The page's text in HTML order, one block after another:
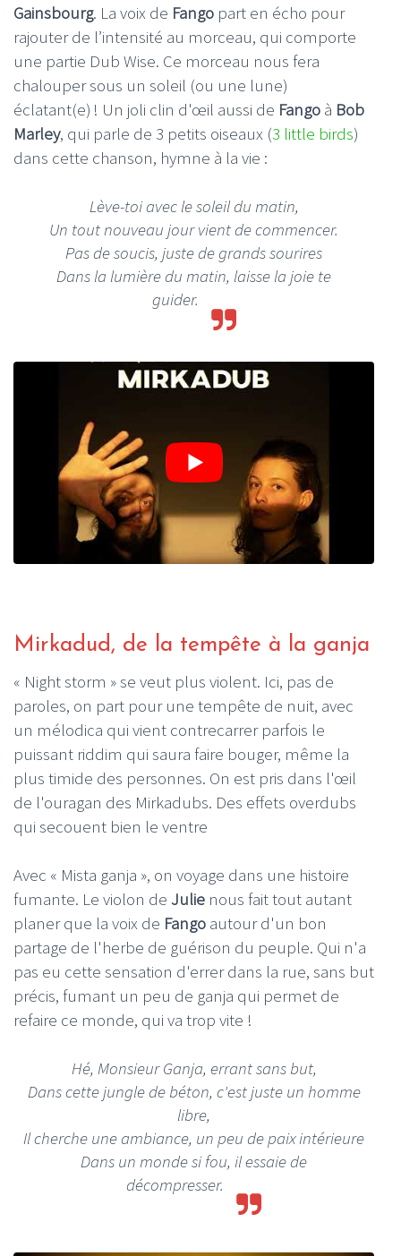
Gainsbourg. La voix de Fango part en écho pour
rajouter de l’intensité au morceau, qui comporte
une partie Dub Wise. Ce morceau nous fera
chalouper sous un soleil (ou une lune)
éclatant(e) ! Un joli clin d'œil aussi de Fango à Bob
Marley, qui parle de 3 petits oiseaux (3 little birds)
dans cette chanson, hymne à la vie :
Lève-toi avec le soleil du matin,
Un tout nouveau jour vient de commencer.
Pas de soucis, juste de grands sourires
Dans la lumière du matin, laisse la joie te
guider.
Mirkadud, de la tempête à la ganja
« Night storm » se veut plus violent. Ici, pas de
paroles, on part pour une tempête de nuit, avec
un mélodica qui vient contrecarrer parfois le
puissant riddim qui saura faire bouger, même la
plus timide des personnes. On est pris dans l'œil
de l'ouragan des Mirkadubs. Des effets overdubs
qui secouent bien le ventre
Avec « Mista ganja », on voyage dans une histoire
fumante. Le violon de Julie nous fait tout autant
planer que la voix de Fango autour d'un bon
partage de l'herbe de guérison du peuple. Qui n'a
pas eu cette sensation d'errer dans la rue, sans but
précis, fumant un peu de ganja qui permet de
refaire ce monde, qui va trop vite !
Hé, Monsieur Ganja, errant sans but,
Dans cette jungle de béton, c'est juste un homme
libre,
Il cherche une ambiance, un peu de paix intérieure
Dans un monde si fou, il essaie de
décompresser.